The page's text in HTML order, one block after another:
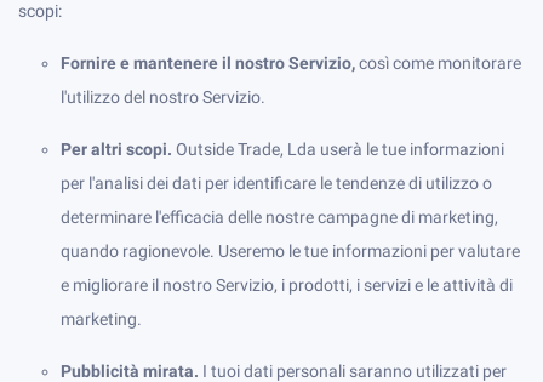
scopi:
Fornire e mantenere il nostro Servizio,così come monitorare
l'utilizzo del nostro Servizio.
Per altri scopi. Outside Trade, Lda userà le tue informazioni
per l'analisi dei dati per identificare le tendenze di utilizzo o
determinare l'efficacia delle nostre campagne di marketing,
quando ragionevole. Useremo le tue informazioni per valutare
e migliorare il nostro Servizio, i prodotti, i servizi e le attività di
marketing.
Pubblicità mirata. I tuoi dati personali saranno utilizzati per